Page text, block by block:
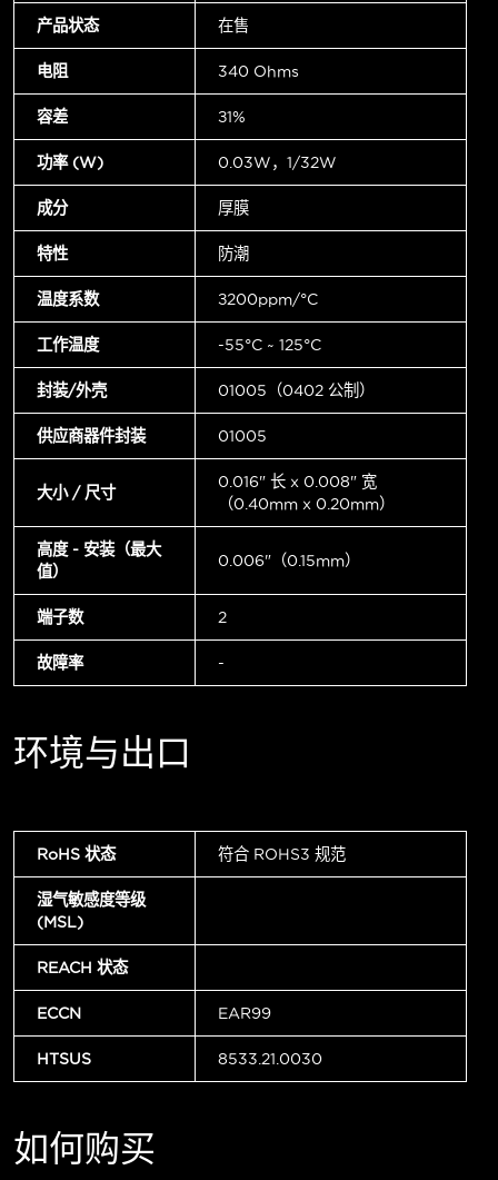
产品状态 在售
电阻 340 Ohms
容差 ±1%
功率 (W) 0.03W，1/32W
成分 厚膜
特性 防潮
温度系数 ±200ppm/°C
工作温度 -55°C ~ 125°C
封装/外壳 01005（0402 公制）
供应商器件封装 01005
大小 / 尺寸
0.016" 长 x 0.008" 宽
（0.40mm x 0.20mm）
高度 - 安装（最大
值）
0.006"（0.15mm）
端子数 2
故障率 -
环境与出口
RoHS 状态 符合 ROHS3 规范
湿气敏感度等级
(MSL)
REACH 状态
ECCN EAR99
HTSUS 8533.21.0030
如何购买